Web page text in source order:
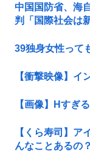
中国国防省、海
判「国際社会は
39独身女性って
【衝撃映像】
【画像】Hすぎ
【くら寿司】
んなことあるの？